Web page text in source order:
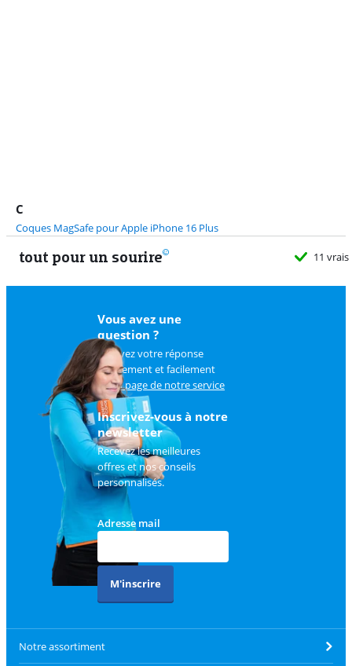
C
Coques MagSafe pour Apple iPhone 16 Plus
tout pour un sourire 11
Vous avez une
question ?
Trouvez votre réponse
rapidement et facilement
surla page de notre service
client.
Inscrivez-vous à notre
newsletter
Recevez les meilleures
offres et nos conseils
personnalisés.
Adresse mail
M'inscrire
Notre assortiment